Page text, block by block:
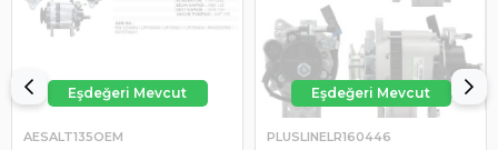
AESALT135OEM PLUSLINELR160446